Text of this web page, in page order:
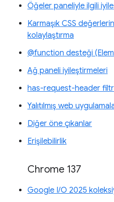
Öğeler paneliyle ilgili
Karmaşık CSS
kolaylaştırma
@function desteği
Ağ paneli iyileştirmeleri
has-request-header
Yalıtılmış web
Diğer öne çıkanlar
Erişilebilirlik
Chrome 137
Google I/O 2025